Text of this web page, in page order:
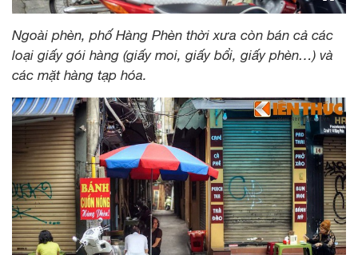
Ngoài phèn, phố Hàng Phèn thời xưa còn bán cả các
loại giấy gói hàng (giấy moi, giấy bổi, giấy phèn…) và
các mặt hàng tạp hóa.